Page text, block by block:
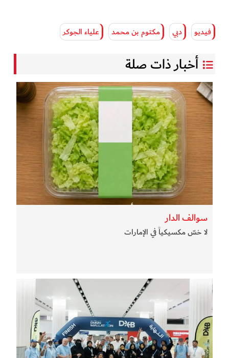
فيديو دبي مكتوم بن محمد علياء الجوكر
أخبار ذات صلة
سوالف الدار
لا خسّ مكسيكياً في الإمارات